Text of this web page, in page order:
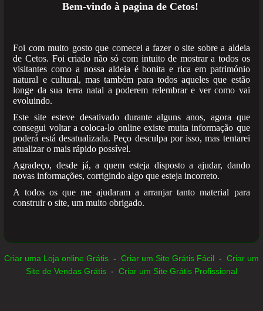
Bem-vindo à pagina de Cetos!
Foi com muito gosto que comecei a fazer o site sobre a aldeia
de Cetos. Foi criado não só com intuito de mostrar a todos os
visitantes como a nossa aldeia é bonita e rica em património
natural e cultural, mas também para todos aqueles que estão
longe da sua terra natal a poderem relembrar e ver como vai
evoluindo.
Este site esteve desativado durante alguns anos, agora que
consegui voltar a coloca-lo online existe muita informação que
poderá está desatualizada. Peço desculpa por isso, mas tentarei
atualizar o mais rápido possível.
Agradeço, desde já, a quem esteja disposto a ajudar, dando
novas informações, corrigindo algo que esteja incorreto.
A todos os que me ajudaram a arranjar tanto material para
construir o site, um muito obrigado.
Criar uma Loja online Grátis - Criar um Site Grátis Fácil - Criar um
Site de Vendas Grátis - Criar um Site Grátis Profissional